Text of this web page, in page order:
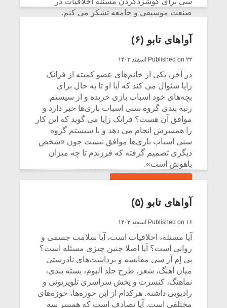
صنعت موسیقی و جامعه تشکر می کنم.
آواهای تابو (۶)
Published on ۲۲ اسفند ۱۴۰۳
در آخر، یکی از خانم‌های عضو کمیته از فرانک
زاپا سئوال می کند که آیا او تا به حال برای
بچه‌های خود اسباب بازی خریده و از سیستم
رتبه بندی گروه سنی اسباب بازی‌ها خبر دارد و
موافق آن هست؟ فرانک زاپا می گوید که این کار
را همسرش انجام می دهد و با سیستم گروه
سنی اسباب بازی‌ها موافق نیست چون «شخص
دیگری تصمیم گرفته که فرزندم تا چه میزان
باهوش است».
آواهای تابو (۵)
Published on ۱۶ اسفند ۱۴۰۳
آیا مسئله، اخلاقیات است، آیا سلامت جسمی و
روانی است؟ آیا اصلا چنین چیزی مسئله است؟
پی اِم آر سی مقایسه و برداشت‌های نادرستی
میان آهنگ، شعر، طرح جلد آلبوم، بسته بندی،
نماهنگ، کنسرت و پخش سراسری تلویزیونی و
رادیویی داشته. هرکدام از این حوزه‌ها، حوزه‌های
مختلفی است. آیا تصادف است که همسر سه